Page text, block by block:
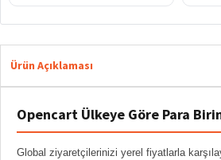
Ürün Açıklaması
Opencart Ülkeye Göre Para
Global ziyaretçilerinizi yerel fiyatlarla